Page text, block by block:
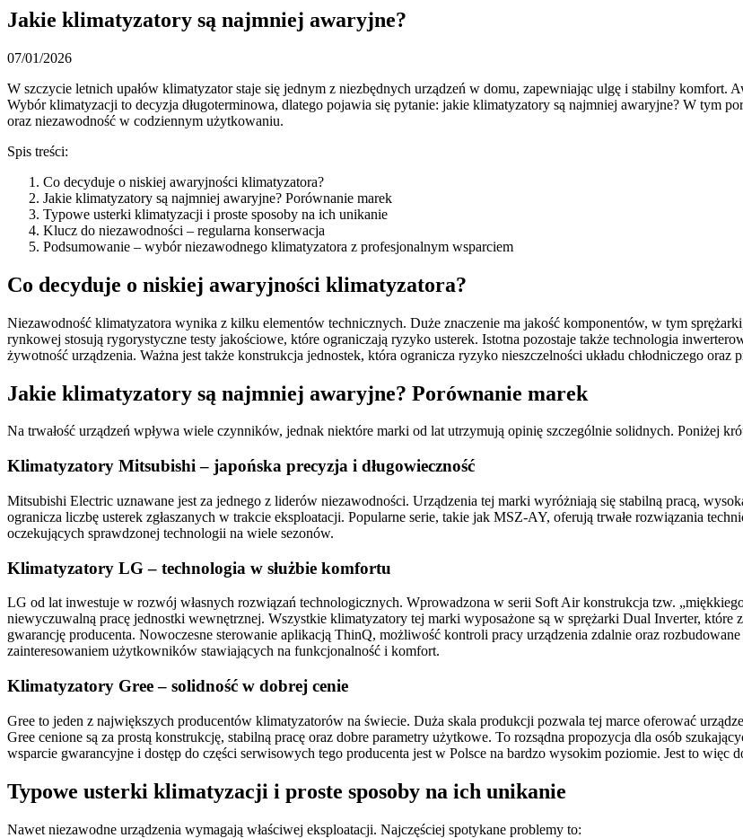
Jakie klimatyzatory są najmniej awaryjne?
07/01/2026
W szczycie letnich upałów klimatyzator staje się jednym z niezbędnych urządzeń w domu, zapewniając ulgę i stabilny komfort.
Wybór klimatyzacji to decyzja długoterminowa, dlatego pojawia się pytanie: jakie klimatyzatory są najmniej awaryjne? W tym
oraz niezawodność w codziennym użytkowaniu.
Spis treści:
Co decyduje o niskiej awaryjności klimatyzatora?
Jakie klimatyzatory są najmniej awaryjne? Porównanie marek
Typowe usterki klimatyzacji i proste sposoby na ich unikanie
Klucz do niezawodności – regularna konserwacja
Podsumowanie – wybór niezawodnego klimatyzatora z profesjonalnym wsparciem
Co decyduje o niskiej awaryjności klimatyzatora?
Niezawodność klimatyzatora wynika z kilku elementów technicznych. Duże znaczenie ma jakość komponentów, w tym
rynkowej stosują rygorystyczne testy jakościowe, które ograniczają ryzyko usterek. Istotna pozostaje także technologia
żywotność urządzenia. Ważna jest także konstrukcja jednostek, która ogranicza ryzyko nieszczelności układu chłodniczego oraz
Jakie klimatyzatory są najmniej awaryjne? Porównanie marek
Na trwałość urządzeń wpływa wiele czynników, jednak niektóre marki od lat utrzymują opinię szczególnie solidnych. Poniżej
Klimatyzatory Mitsubishi – japońska precyzja i długowieczność
Mitsubishi Electric uznawane jest za jednego z liderów niezawodności. Urządzenia tej marki wyróżniają się stabilną pracą,
ogranicza liczbę usterek zgłaszanych w trakcie eksploatacji. Popularne serie, takie jak MSZ-AY, oferują trwałe rozwiązania
oczekujących sprawdzonej technologii na wiele sezonów.
Klimatyzatory LG – technologia w służbie komfortu
LG od lat inwestuje w rozwój własnych rozwiązań technologicznych. Wprowadzona w serii Soft Air konstrukcja tzw.
niewyczuwalną pracę jednostki wewnętrznej. Wszystkie klimatyzatory tej marki wyposażone są w sprężarki Dual Inverter, które
gwarancję producenta. Nowoczesne sterowanie aplikacją ThinQ, możliwość kontroli pracy urządzenia zdalnie oraz
zainteresowaniem użytkowników stawiających na funkcjonalność i komfort.
Klimatyzatory Gree – solidność w dobrej cenie
Gree to jeden z największych producentów klimatyzatorów na świecie. Duża skala produkcji pozwala tej marce oferować
Gree cenione są za prostą konstrukcję, stabilną pracę oraz dobre parametry użytkowe. To rozsądna propozycja dla osób
wsparcie gwarancyjne i dostęp do części serwisowych tego producenta jest w Polsce na bardzo wysokim poziomie. Jest to
Typowe usterki klimatyzacji i proste sposoby na ich unikanie
Nawet niezawodne urządzenia wymagają właściwej eksploatacji. Najczęściej spotykane problemy to: